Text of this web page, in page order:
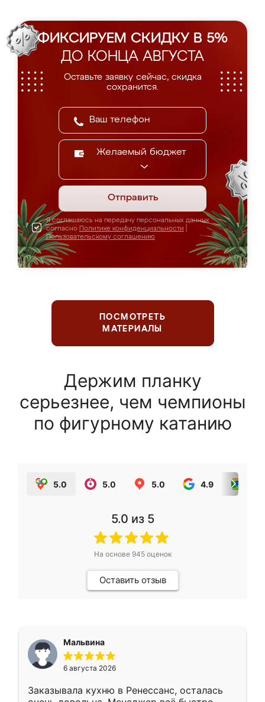
ФИКСИРУЕМ СКИДКУ В 5%
ДО КОНЦА АВГУСТА
Оставьте заявку сейчас, скидка
сохранится.
Желаемый бюджет
Отправить
Я соглашаюсь на передачу персональных данных
согласно Политике конфиденциальности
Пользовательскому соглашению
ПОСМОТРЕТЬ
МАТЕРИАЛЫ
Держим планку
серьезнее, чем чемпионы
по фигурному катанию
5.0 5.0 5.0 4.9
5.0 из 5
На основе 945оценок
Оставить отзыв
Мальвина
6 августа 2026
Заказывала кухню в Ренессанс, осталась